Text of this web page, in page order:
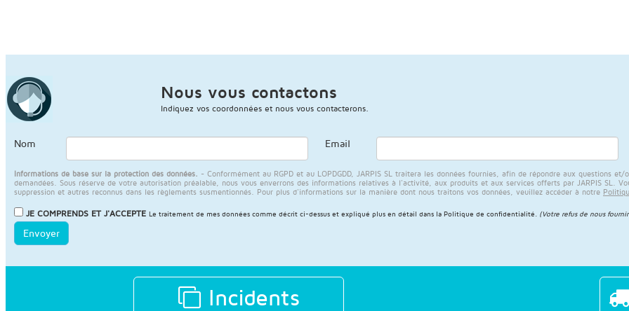
Nous vous contactons
Indiquez vos coordonnées et nous vous contacterons.
Nom Email
Informations de base sur la protection des données. - Conformément au RGPD et au LOPDGDD, JARPIS SL traitera les données fournies, afin de répondre aux questions
demandées. Sous réserve de votre autorisation préalable, nous vous enverrons des informations relatives à l'activité, aux produits et aux services offerts par JARPIS SL.
suppression et autres reconnus dans les règlements susmentionnés. Pour plus d'informations sur la manière dont nous traitons vos données, veuillez accéder à notre
JE COMPRENDS ET J'ACCEPTE Le traitement de mes données comme décrit ci-dessus et expliqué plus en détail dans la Politique de confidentialité (Votre refus de nous
Envoyer
Incidents